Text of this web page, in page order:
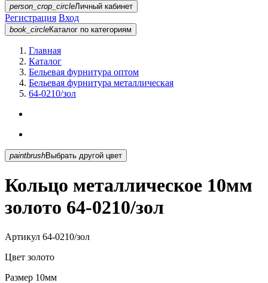
person_crop_circleЛичный кабинет
Регистрация Вход
book_circleКаталог по категориям
Главная
Каталог
Бельевая фурнитура оптом
Бельевая фурнитура металлическая
64-0210/зол
paintbrush Выбрать другой цвет
Кольцо металлическое 10мм
золото 64-0210/зол
Артикул 64-0210/зол
Цвет золото
Размер 10мм